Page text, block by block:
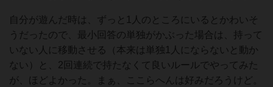
自分が遊んだ時は、ずっと1人のところにいるとかわいそ
うだったので、最小回答の単独がかぶった場合は、持って
いない人に移動させる（本来は単独1人にならないと動か
ない）と、2回連続で持たなくて良いルールでやってみた
が、ほどよかった。まぁ、ここらへんは好みだろうけど。